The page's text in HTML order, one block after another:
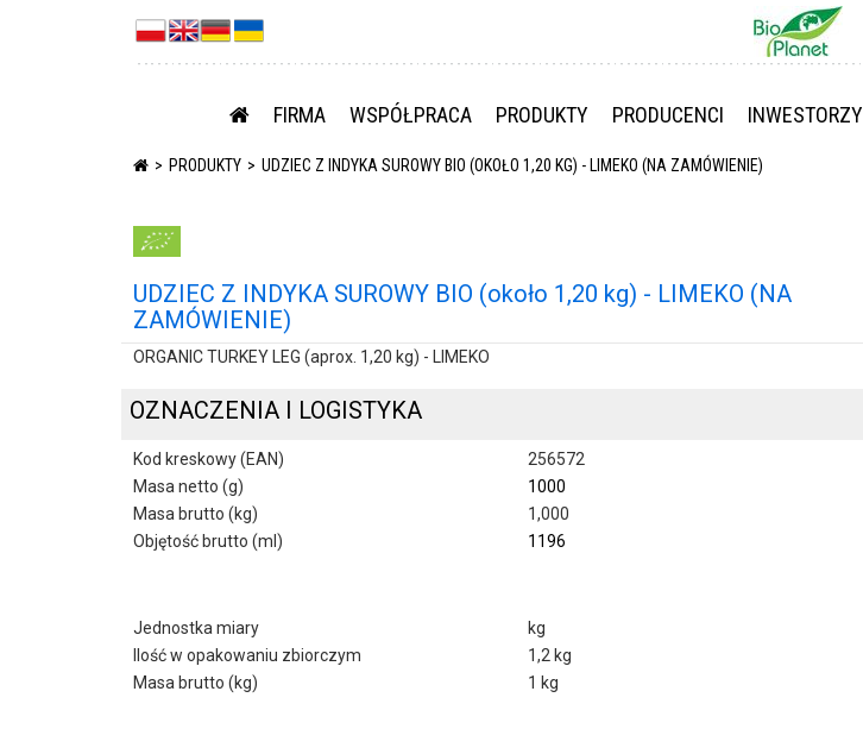
FIRMA WSPÓŁPRACA PRODUKTY PRODUCENCI INWESTORZY
PRODUKTY UDZIEC Z INDYKA SUROWY BIO (OKOŁO 1,20 KG) - LIMEKO (NA ZAMÓWIENIE)
UDZIEC Z INDYKA SUROWY BIO (około 1,20 kg) - LIMEKO (NA
ZAMÓWIENIE)
ORGANIC TURKEY LEG (aprox. 1,20 kg) - LIMEKO
OZNACZENIA I LOGISTYKA
Kod kreskowy (EAN)
256572
Masa netto (g)
1000
Masa brutto (kg)
1,000
Objętość brutto (ml)
1196
Jednostka miary
kg
Ilość w opakowaniu zbiorczym
1,2 kg
Masa brutto (kg)
1 kg